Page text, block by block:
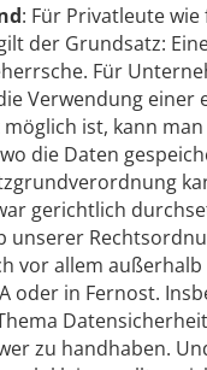
: Für Privatleute wie
der Grundsatz:
Für
Verwendung einer
ist, kann
die Daten
gerichtlich
unserer
vor allem außerhalb
oder in Fernost.
zu handhaben.